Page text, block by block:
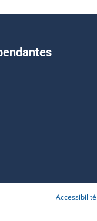
Accessibilité